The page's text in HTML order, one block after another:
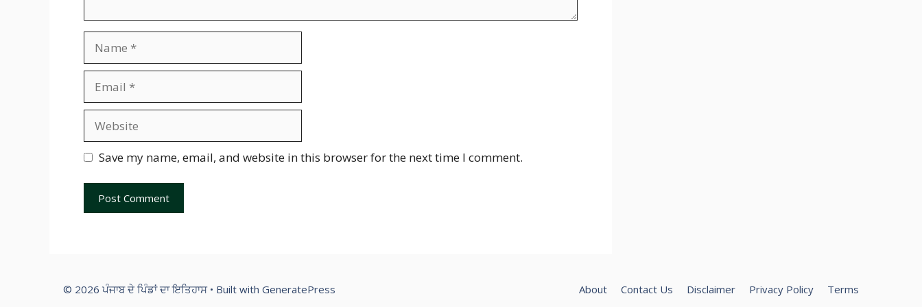
Save my name, email, and website in this browser for the next time I comment.
About Contact Us Disclaimer Privacy Policy Terms
© 2026 ਪੰਜਾਬ ਦੇ ਪਿੰਡਾਂ ਦਾ ਇਤਿਹਾਸ• Built with GeneratePress